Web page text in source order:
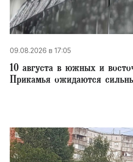
09.08.2026 в 17:05
10 августа в южных и
Прикамья ожидаются